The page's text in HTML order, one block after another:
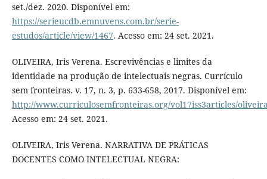
set./dez. 2020. Disponível em:
https://serieucdb.emnuvens.com.br/serie-
estudos/article/view/1467. Acesso em: 24 set. 2021.
OLIVEIRA, Iris Verena. Escrevivências e limites da
identidade na produção de intelectuais negras. Currículo
sem fronteiras. v. 17, n. 3, p. 633-658, 2017. Disponível em:
http://www.curriculosemfronteiras.org/vol17iss3articles/
Acesso em: 24 set. 2021.
OLIVEIRA, Iris Verena. NARRATIVA DE PRÁTICAS
DOCENTES COMO INTELECTUAL NEGRA: